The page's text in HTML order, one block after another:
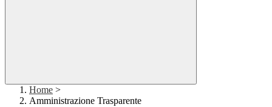
Home >
Amministrazione Trasparente